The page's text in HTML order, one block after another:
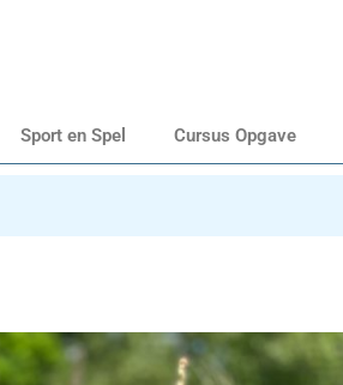
Sport en Spel Cursus Opgave